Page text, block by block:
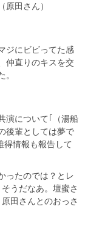
原田さん）
ジにビビってた感
仲直りのキスを交
演について｢（湯船
後輩としては夢で
得情報も報告して
ったのでは？とレ
うだなあ。壇蜜さ
田さんとのおっさ